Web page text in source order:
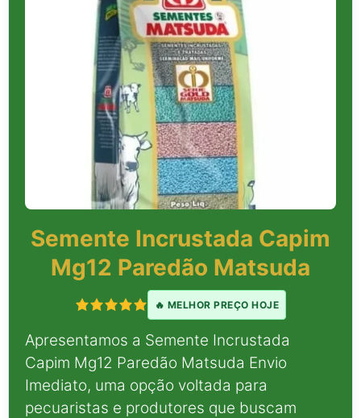
Semente Incrustada Capim
Mg12 Paredão Matsuda
🔥 MELHOR PREÇO HOJE
Apresentamos a Semente Incrustada
Capim Mg12 Paredão Matsuda Envio
Imediato, uma opção voltada para
pecuaristas e produtores que buscam